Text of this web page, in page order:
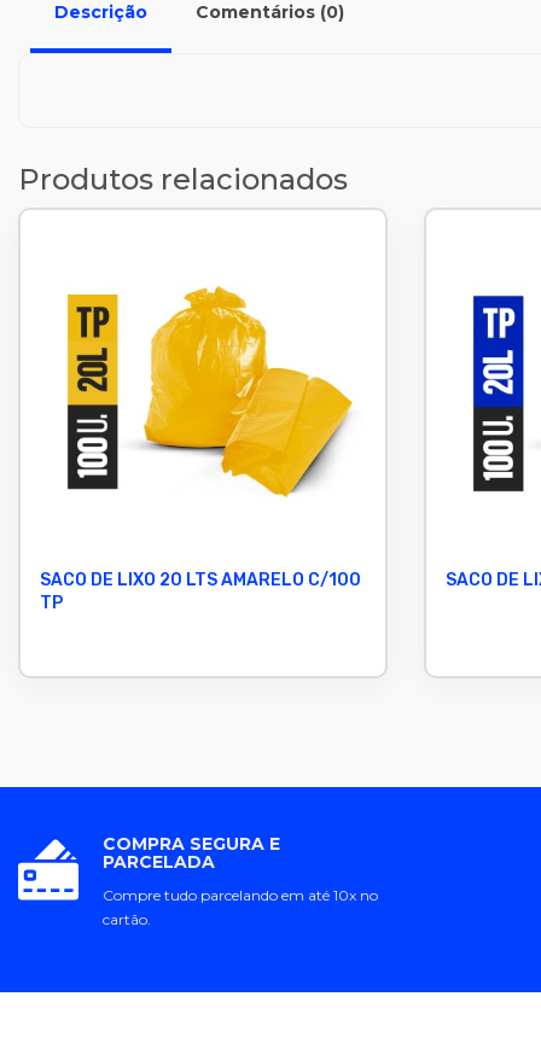
Descrição Comentários (0)
Produtos relacionados
SACO DE LIXO 20 LTS AMARELO C/100
TP
SACO DE
COMPRA SEGURA E
PARCELADA
Compre tudo parcelando em até 10x no
cartão.